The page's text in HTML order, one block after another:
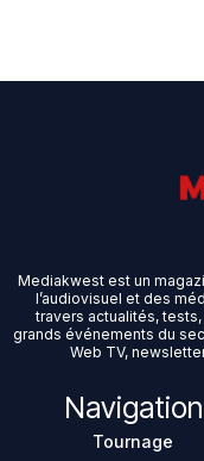
Mediakwest est un
l’audiovisuel et des
travers actualités,
grands événements du
Web TV,
Navigation
Tournage